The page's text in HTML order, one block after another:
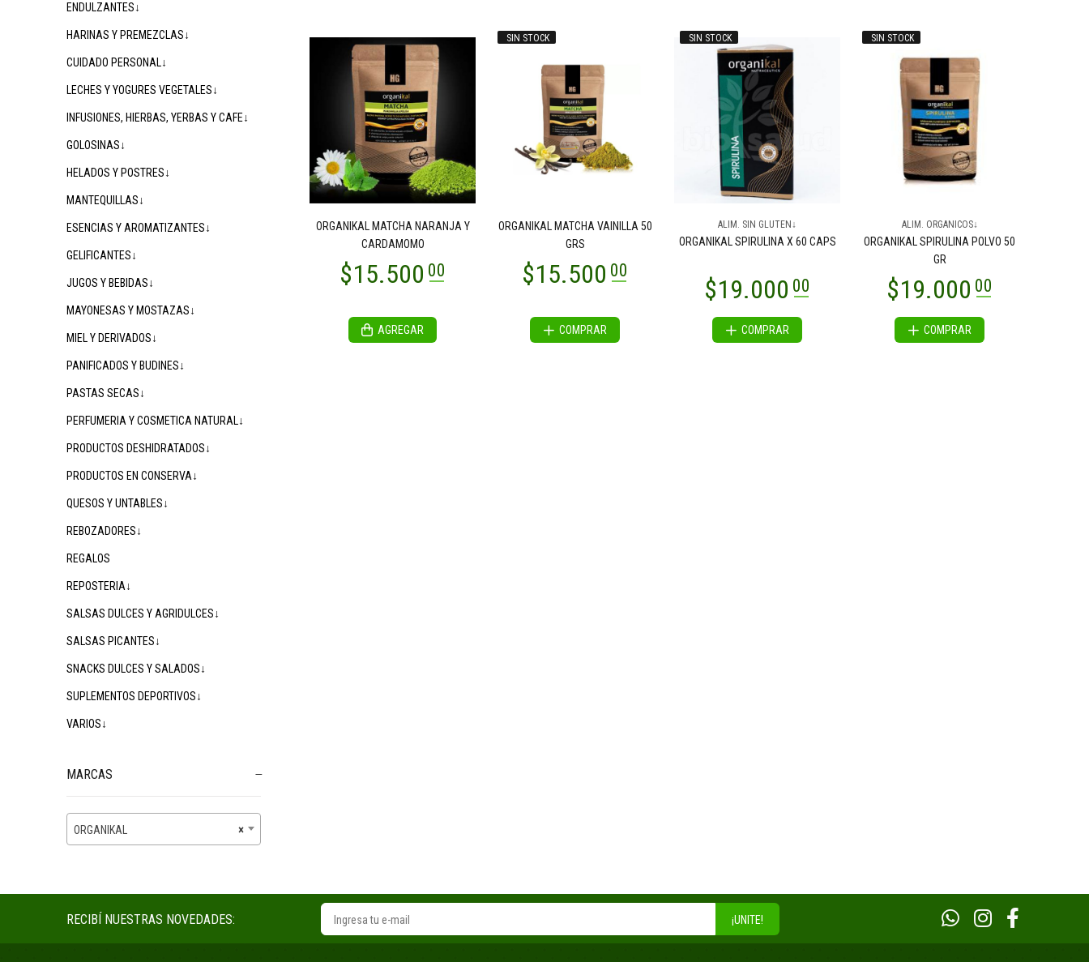
ENDULZANTES↓
HARINAS Y PREMEZCLAS↓
CUIDADO PERSONAL↓
LECHES Y YOGURES VEGETALES↓
INFUSIONES, HIERBAS, YERBAS Y CAFE↓
GOLOSINAS↓
HELADOS Y POSTRES↓
MANTEQUILLAS↓
ESENCIAS Y AROMATIZANTES↓
GELIFICANTES↓
JUGOS Y BEBIDAS↓
MAYONESAS Y MOSTAZAS↓
MIEL Y DERIVADOS↓
PANIFICADOS Y BUDINES↓
PASTAS SECAS↓
PERFUMERIA Y COSMETICA NATURAL↓
PRODUCTOS DESHIDRATADOS↓
PRODUCTOS EN CONSERVA↓
QUESOS Y UNTABLES↓
REBOZADORES↓
REGALOS
REPOSTERIA↓
SALSAS DULCES Y AGRIDULCES↓
SALSAS PICANTES↓
SNACKS DULCES Y SALADOS↓
SUPLEMENTOS DEPORTIVOS↓
VARIOS↓
MARCAS
×
ORGANIKAL
ORGANIKAL MATCHA NARANJA Y
CARDAMOMO
AGREGAR
SIN STOCK
ORGANIKAL MATCHA VAINILLA 50
GRS
COMPRAR
SIN STOCK
ALIM. SIN GLUTEN↓
ORGANIKAL SPIRULINA X 60 CAPS
COMPRAR
SIN STOCK
ALIM. ORGANICOS↓
ORGANIKAL SPIRULINA POLVO 50
GR
COMPRAR
RECIBÍ NUESTRAS NOVEDADES: ¡UNITE!